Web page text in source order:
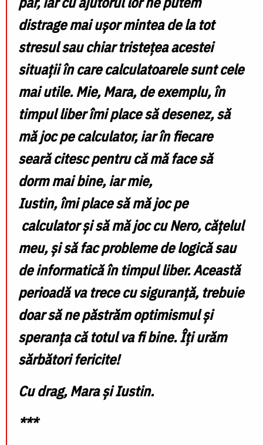
distrage mai ușor mintea de la tot
stresul sau chiar tristețea acestei
situații în care calculatoarele sunt cele
mai utile. Mie, Mara, de exemplu, în
timpul liber îmi place să desenez, să
mă joc pe calculator, iar în fiecare
seară citesc pentru că mă face să
dorm mai bine, iar mie,
Iustin, îmi place să mă joc pe
calculator și să mă joc cu Nero, cățelul
meu, și să fac probleme de logică sau
de informatică în timpul liber. Această
perioadă va trece cu siguranță, trebuie
doar să ne păstrăm optimismul și
speranța că totul va fi bine. Îți urăm
sărbători fericite!
Cu drag,Mara și Iustin.
***